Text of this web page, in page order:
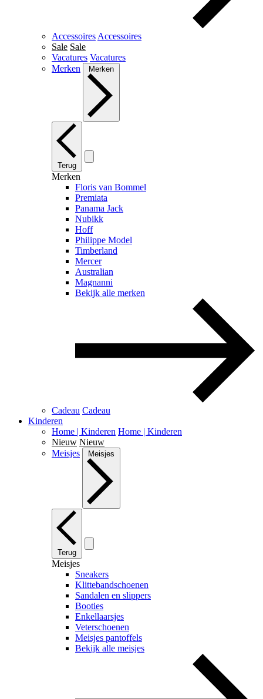
Accessoires Accessoires
Sale Sale
Vacatures Vacatures
Merken
Merken
Terug
Merken
Floris van Bommel
Premiata
Panama Jack
Nubikk
Hoff
Philippe Model
Timberland
Mercer
Australian
Magnanni
Bekijk alle merken
Cadeau Cadeau
Kinderen
Home | Kinderen Home | Kinderen
Nieuw Nieuw
Meisjes
Meisjes
Terug
Meisjes
Sneakers
Klittebandschoenen
Sandalen en slippers
Booties
Enkellaarsjes
Veterschoenen
Meisjes pantoffels
Bekijk alle meisjes